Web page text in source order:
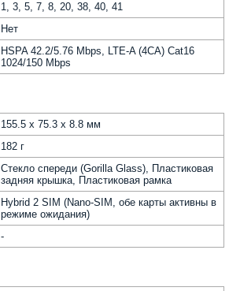
1, 3, 5, 7, 8, 20, 38, 40, 41
Нет
HSPA 42.2/5.76 Mbps, LTE-A (4CA) Cat16
1024/150 Mbps
155.5 x 75.3 x 8.8 мм
182 г
Стекло спереди (Gorilla Glass), Пластиковая
задняя крышка, Пластиковая рамка
Hybrid 2 SIM (Nano-SIM, обе карты активны в
режиме ожидания)
-